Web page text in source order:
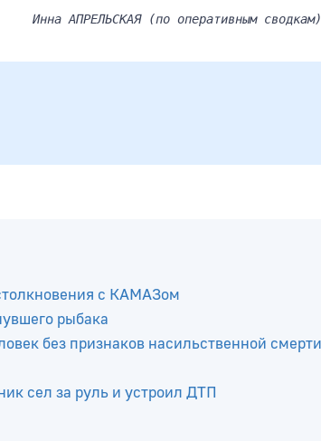
Инна АПРЕЛЬСКАЯ (по оперативным сводкам)
с КАМАЗом
рыбака